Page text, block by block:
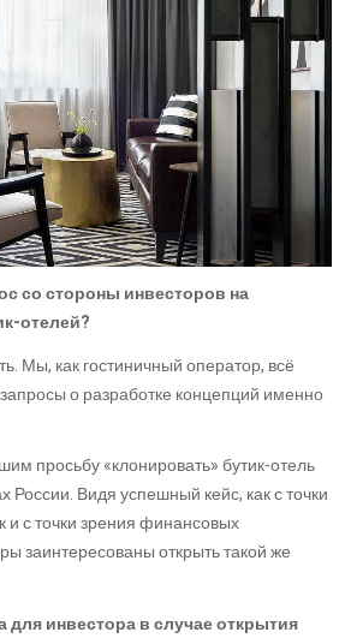
со стороны инвесторов на
отелей?
Мы, как гостиничный оператор, всё
о разработке концепций именно
просьбу «клонировать» бутик-отель
России. Видя успешный кейс, как с точки
и с точки зрения финансовых
заинтересованы открыть такой же
инвестора в случае открытия